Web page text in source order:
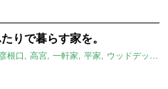
りで暮らす家を。
彦根口 高宮 一軒家 平家 ウッドデッキ